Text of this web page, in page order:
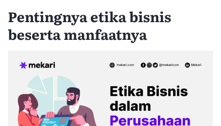
Pentingnya etika bisnis
beserta manfaatnya